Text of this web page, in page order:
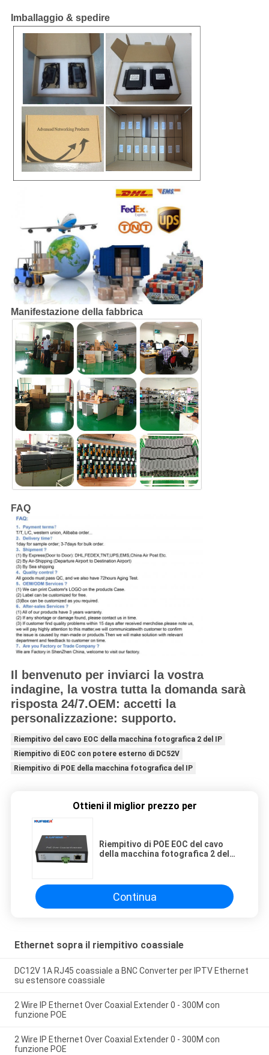
Imballaggio & spedire
Manifestazione della fabbrica
FAQ
Il benvenuto per inviarci la vostra
indagine, la vostra tutta la domanda sarà
risposta 24/7.OEM: accetti la
personalizzazione: supporto.
Riempitivo del cavo EOC della macchina fotografica 2 del IP
Riempitivo di EOC con potere esterno di DC52V
Riempitivo di POE della macchina fotografica del IP
Ottieni il miglior prezzo per
Riempitivo di POE EOC del cavo
della macchina fotografica 2 del
Continua
Ethernet sopra il riempitivo coassiale
DC12V 1A RJ45 coassiale a BNC Converter per IPTV Ethernet
su estensore coassiale
2 Wire IP Ethernet Over Coaxial Extender 0 - 300M con
funzione POE
2 Wire IP Ethernet Over Coaxial Extender 0 - 300M con
funzione POE